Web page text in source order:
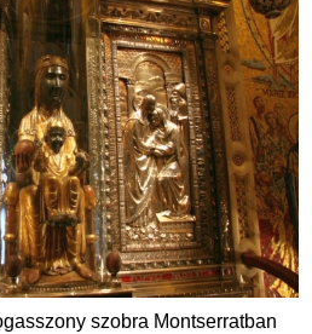
szobra Montserratban